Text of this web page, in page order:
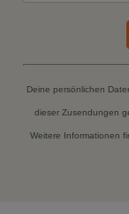
Deine persönlichen
dieser Zusendungen
Weitere Informationen